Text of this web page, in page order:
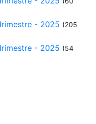
- 2025 (205
- 2025 (54